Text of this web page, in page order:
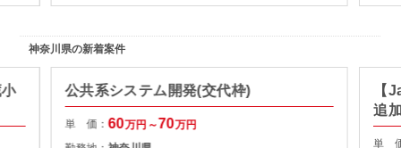
神奈川県の新着案件
公共系システム開発(交代枠)
単 価：60万円～70万円
【
追
単